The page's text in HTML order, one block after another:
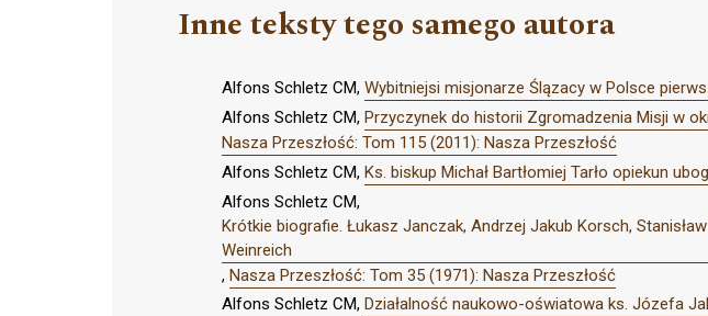
Inne teksty tego samego autora
Alfons Schletz CM, Wybitniejsi misjonarze Ślązacy w Polsce
Alfons Schletz CM, Przyczynek do historii Zgromadzenia Misji w
Nasza Przeszłość: Tom 115 (2011): Nasza Przeszłość
Alfons Schletz CM, Ks. biskup Michał Bartłomiej Tarło opiekun
Alfons Schletz CM,
Krótkie biografie. Łukasz Janczak, Andrzej Jakub Korsch,
Weinreich
, Nasza Przeszłość: Tom 35 (1971): Nasza Przeszłość
Alfons Schletz CM, Działalność naukowo-oświatowa ks. Józefa